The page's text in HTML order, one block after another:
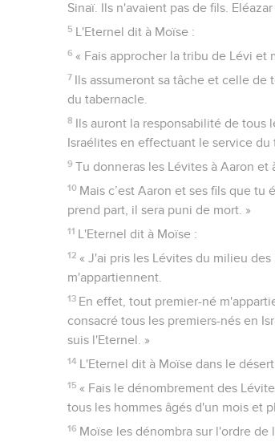
Sinaï. Ils n'avaient pas de fils.
5 L'Eternel dit à Moïse :
6 « Fais approcher la tribu de Lévi et
7
Ils assumeront sa tâche et celle
du tabernacle.
8
Ils auront la responsabilité de
Israélites en effectuant le service du
9 Tu donneras les Lévites à Aaron et
10 Mais c’est Aaron et ses fils que tu
prend part, il sera puni de mort. »
11 L'Eternel dit à Moïse :
12 « J'ai pris les Lévites du milieu
m'appartiennent.
13 En effet, tout premier-né
consacré tous les premiers-nés en
suis l'Eternel. »
14 L'Eternel dit à Moïse dans le
15 « Fais le dénombrement des
tous les hommes âgés d'un mois et
16 Moïse les dénombra sur l'ordre de